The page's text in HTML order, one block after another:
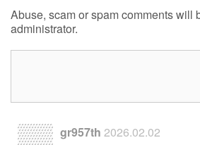
Abuse, scam or spam comments will
administrator.
gr957th 2026.02.02